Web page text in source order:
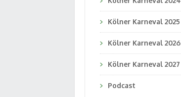
Kölner Karneval 2025
Kölner Karneval 2026
Kölner Karneval 2027
Podcast